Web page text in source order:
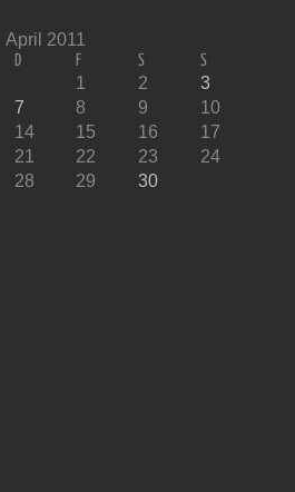
April 2011
D F S S
1 2
3
7 8 9
10
14 15 16
17
21 22 23
24
28 29
30